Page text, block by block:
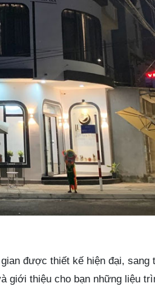
được thiết kế hiện đại, sang
giới thiệu cho bạn những liệu